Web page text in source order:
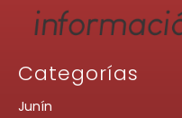
Categorías
Junín